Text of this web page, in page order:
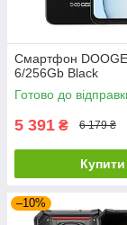
Смартфон
6/256Gb Black
Готово до
5 391 ₴ 6 179 ₴
Купити
–10%